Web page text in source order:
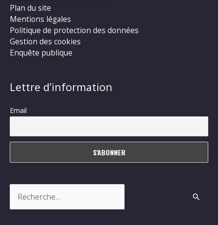
Plan du site
Mentions légales
Politique de protection des données
Gestion des cookies
Enquête publique
Lettre d’information
Email